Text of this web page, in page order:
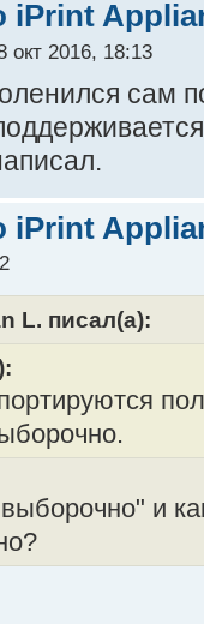
iPrint
окт 2016, 18:13
сам
iPrint
L. писал(а):
и